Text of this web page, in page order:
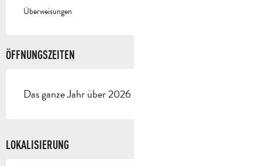
Überweisungen
ÖFFNUNGSZEITEN
Das ganze Jahr über 2026 - Geöffnet jeden tag
LOKALISIERUNG